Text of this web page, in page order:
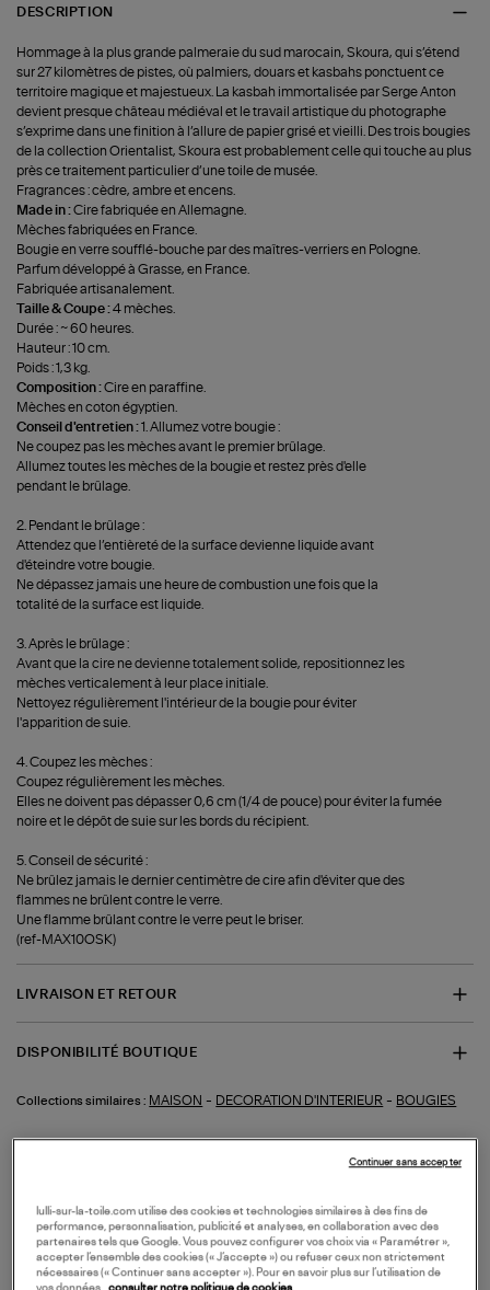
DESCRIPTION
Hommage à la plus grande palmeraie du sud marocain, Skoura, qui s’étend
sur 27 kilomètres de pistes, où palmiers, douars et kasbahs ponctuent ce
territoire magique et majestueux. La kasbah immortalisée par Serge Anton
devient presque château médiéval et le travail artistique du photographe
s’exprime dans une finition à l’allure de papier grisé et vieilli. Des trois bougies
de la collection Orientalist, Skoura est probablement celle qui touche au plus
près ce traitement particulier d’une toile de musée.
Fragrances : cèdre, ambre et encens.
Made in :Cire fabriquée en Allemagne.
Mèches fabriquées en France.
Bougie en verre soufflé-bouche par des maîtres-verriers en Pologne.
Parfum développé à Grasse, en France.
Fabriquée artisanalement.
Taille & Coupe :4 mèches.
Durée : ~ 60 heures.
Hauteur : 10 cm.
Poids : 1,3 kg.
Composition :Cire en paraffine.
Mèches en coton égyptien.
Conseil d'entretien :1. Allumez votre bougie :
Ne coupez pas les mèches avant le premier brûlage.
Allumez toutes les mèches de la bougie et restez près d'elle
pendant le brûlage.
2. Pendant le brûlage :
Attendez que l’entièreté de la surface devienne liquide avant
d'éteindre votre bougie.
Ne dépassez jamais une heure de combustion une fois que la
totalité de la surface est liquide.
3. Après le brûlage :
Avant que la cire ne devienne totalement solide, repositionnez les
mèches verticalement à leur place initiale.
Nettoyez régulièrement l'intérieur de la bougie pour éviter
l'apparition de suie.
4. Coupez les mèches :
Coupez régulièrement les mèches.
Elles ne doivent pas dépasser 0,6 cm (1/4 de pouce) pour éviter la fumée
noire et le dépôt de suie sur les bords du récipient.
5. Conseil de sécurité :
Ne brûlez jamais le dernier centimètre de cire afin d'éviter que des
flammes ne brûlent contre le verre.
Une flamme brûlant contre le verre peut le briser.
(ref-MAX10OSK)
LIVRAISON ET RETOUR
DISPONIBILITÉ BOUTIQUE
Collections similaires : MAISON - DECORATION D'INTERIEUR - BOUGIES
VOS DERNIERS PRODUITS VUS
lulli-sur-la-toile.com utilise des cookies et technologies similaires à des fins de
performance, personnalisation, publicité et analyses, en collaboration avec des
partenaires tels que Google. Vous pouvez configurer vos choix via « Paramétrer »,
accepter l’ensemble des cookies (« J’accepte ») ou refuser ceux non strictement
nécessaires (« Continuer sans accepter »). Pour en savoir plus sur l’utilisation de
vos données,
consulter notre politique de cookies
Continuer sans accepter